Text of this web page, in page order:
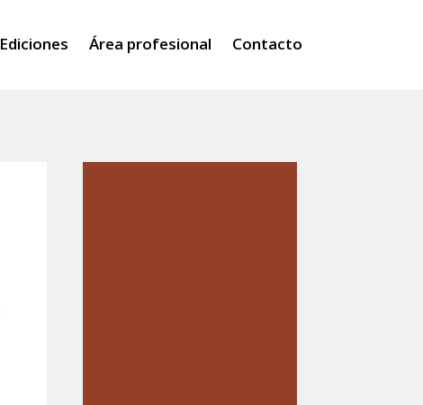
Ediciones Área profesional Contacto